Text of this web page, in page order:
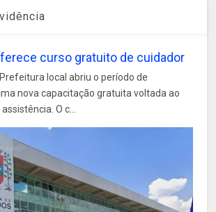
curso gratuito de cuidador
local abriu o período de
nova capacitação gratuita voltada ao
O c...